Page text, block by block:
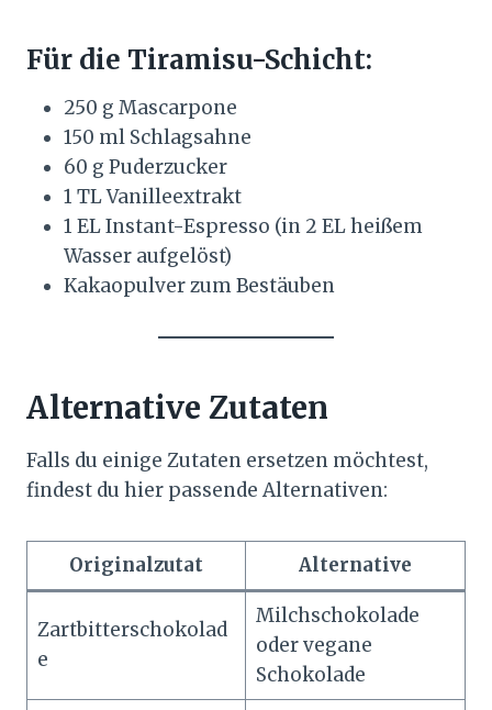
Für die Tiramisu-Schicht:
250 g Mascarpone
150 ml Schlagsahne
60 g Puderzucker
1 TL Vanilleextrakt
1 EL Instant-Espresso (in 2 EL heißem
Wasser aufgelöst)
Kakaopulver zum Bestäuben
Alternative Zutaten
Falls du einige Zutaten ersetzen möchtest,
findest du hier passende Alternativen:
Originalzutat Alternative
Zartbitterschokolad
e
Milchschokolade
oder vegane
Schokolade